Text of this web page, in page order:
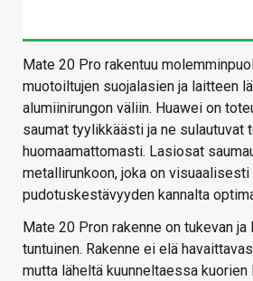
Mate 20 Pro rakentuu
muotoiltujen suojalasien ja laitteen
alumiinirungon väliin. Huawei on
saumat tyylikkäästi ja ne sulautuvat
huomaamattomasti. Lasiosat
metallirunkoon, joka on
pudotuskestävyyden kannalta
Mate 20 Pron rakenne on tukevan ja
tuntuinen. Rakenne ei elä
mutta läheltä kuunneltaessa